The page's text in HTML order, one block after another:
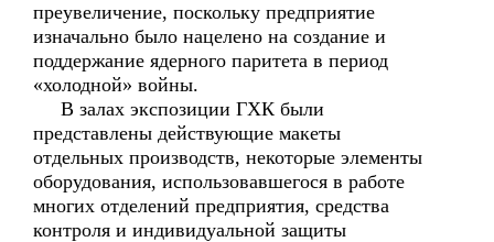
преувеличение, поскольку предприятие
изначально было нацелено на создание и
поддержание ядерного паритета в период
«холодной» войны.
В залах экспозиции ГХК были
представлены действующие макеты
отдельных производств, некоторые элементы
оборудования, использовавшегося в работе
многих отделений предприятия, средства
контроля и индивидуальной защиты